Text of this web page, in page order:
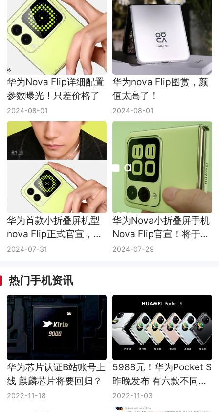
华为Nova Flip详细配置
参数曝光！只差价格了
2024-08-01
华为nova Flip图赏，颜
值太高了！
2024-08-01
华为首款小折叠屏机型
nova Flip正式官宣，
8.5日见！
2024-07-31
华为Nova小折叠屏手机
Nova Flip官宣！将于8
月10日正式发布
2024-07-29
热门手机资讯
华为芯片认证B站账号上
线 麒麟芯片将要回归？
2022-11-18
5988元！华为Pocket S
昨晚发布 有六款不同配
色可选择
2022-11-03